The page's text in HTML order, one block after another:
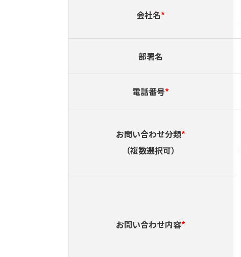
会社名*
部署名
電話番号*
お問い合わせ分類*
（複数選択可）
お問い合わせ内容*